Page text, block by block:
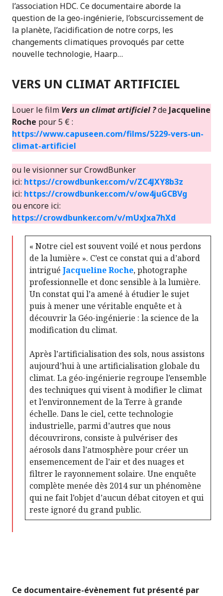
l’association HDC. Ce documentaire aborde la
question de la geo-ingénierie, l’obscurcissement de
la planète, l’acidification de notre corps, les
changements climatiques provoqués par cette
nouvelle technologie, Haarp…
VERS UN CLIMAT ARTIFICIEL
Louer le film Vers un climat artificiel ?de Jacqueline
Roche pour 5 € :
https://www.capuseen.com/films/5229-vers-un-
climat-artificiel
ou le visionner sur CrowdBunker
ici: https://crowdbunker.com/v/ZC4JXY8b3z
ici: https://crowdbunker.com/v/ow4juGCBVg
ou encore ici:
https://crowdbunker.com/v/mUxJxa7hXd
« Notre ciel est souvent voilé et nous perdons
de la lumière ». C’est ce constat qui a d’abord
intrigué Jacqueline Roche, photographe
professionnelle et donc sensible à la lumière.
Un constat qui l’a amené à étudier le sujet
puis à mener une véritable enquête et à
découvrir la Géo-ingénierie : la science de la
modification du climat.
Après l’artificialisation des sols, nous assistons
aujourd’hui à une artificialisation globale du
climat. La géo-ingénierie regroupe l’ensemble
des techniques qui visent à modifier le climat
et l’environnement de la Terre à grande
échelle. Dans le ciel, cette technologie
industrielle, parmi d’autres que nous
découvrirons, consiste à pulvériser des
aérosols dans l’atmosphère pour créer un
ensemencement de l’air et des nuages et
filtrer le rayonnement solaire. Une enquête
complète menée dès 2014 sur un phénomène
qui ne fait l’objet d’aucun débat citoyen et qui
reste ignoré du grand public.
Ce documentaire-évènement fut présenté par